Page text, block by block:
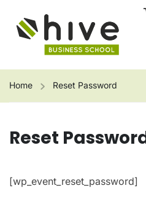
Home Reset Password
Reset
[wp_event_reset_password]